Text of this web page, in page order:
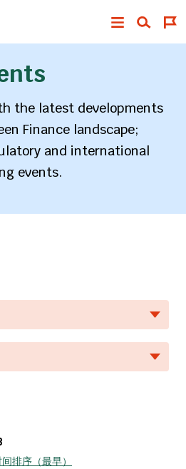
the latest developments
Finance landscape;
and international
events.
排序（最早）